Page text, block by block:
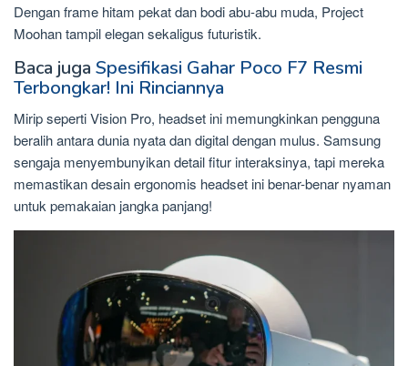
Dengan frame hitam pekat dan bodi abu-abu muda, Project
Moohan tampil elegan sekaligus futuristik.
Baca juga Spesifikasi Gahar Poco F7 Resmi
Terbongkar! Ini Rinciannya
Mirip seperti Vision Pro, headset ini memungkinkan pengguna
beralih antara dunia nyata dan digital dengan mulus. Samsung
sengaja menyembunyikan detail fitur interaksinya, tapi mereka
memastikan desain ergonomis headset ini benar-benar nyaman
untuk pemakaian jangka panjang!